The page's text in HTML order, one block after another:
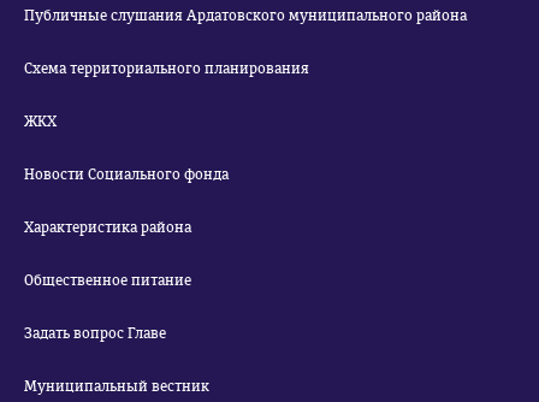
Публичные слушания Ардатовского муниципального района
Схема территориального планирования
ЖКХ
Новости Социального фонда
Характеристика района
Общественное питание
Задать вопрос Главе
Муниципальный вестник